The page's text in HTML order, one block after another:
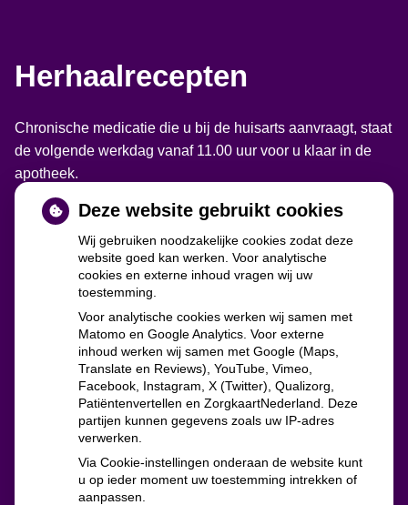
Herhaalrecepten
Chronische medicatie die u bij de huisarts aanvraagt, staat
de volgende werkdag vanaf 11.00 uur voor u klaar in de
apotheek.
zorgverzekeraars
Deze website gebruikt cookies
Wij gebruiken noodzakelijke cookies zodat deze
website goed kan werken. Voor analytische
cookies en externe inhoud vragen wij uw
toestemming.
Voor analytische cookies werken wij samen met
Matomo en Google Analytics. Voor externe
inhoud werken wij samen met Google (Maps,
Translate en Reviews), YouTube, Vimeo,
Facebook, Instagram, X (Twitter), Qualizorg,
Patiëntenvertellen en ZorgkaartNederland. Deze
partijen kunnen gegevens zoals uw IP-adres
verwerken.
Via Cookie-instellingen onderaan de website kunt
u op ieder moment uw toestemming intrekken of
aanpassen.